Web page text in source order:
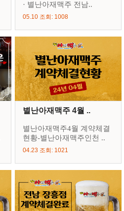
· 별난아재맥주 전남..
05.10 조회: 1008
별난아재맥주 4월 ..
별난아재맥주4월 계약체결
현황-별난아재맥주인천 ..
04.23 조회: 1021